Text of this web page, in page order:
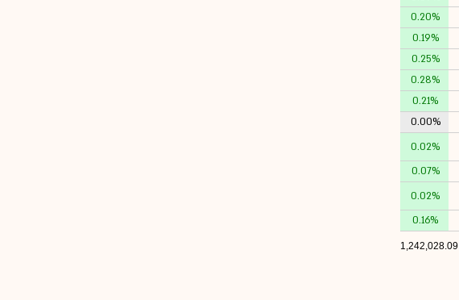
0.20%
0.19%
0.25%
0.28%
0.21%
0.00%
0.02%
0.07%
0.02%
0.16%